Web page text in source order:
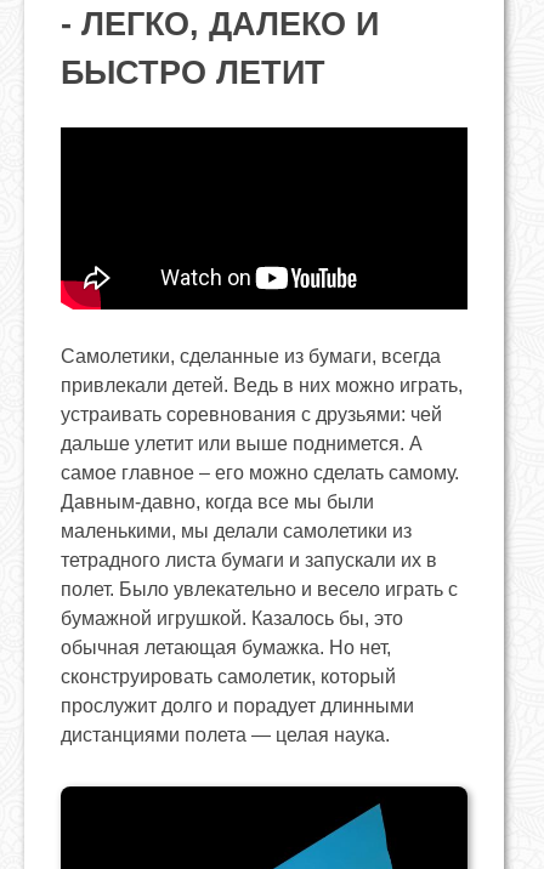
- ЛЕГКО, ДАЛЕКО И
БЫСТРО ЛЕТИТ
Самолетики, сделанные из бумаги, всегда
привлекали детей. Ведь в них можно играть,
устраивать соревнования с друзьями: чей
дальше улетит или выше поднимется. А
самое главное – его можно сделать самому.
Давным-давно, когда все мы были
маленькими, мы делали самолетики из
тетрадного листа бумаги и запускали их в
полет. Было увлекательно и весело играть с
бумажной игрушкой. Казалось бы, это
обычная летающая бумажка. Но нет,
сконструировать самолетик, который
прослужит долго и порадует длинными
дистанциями полета — целая наука.